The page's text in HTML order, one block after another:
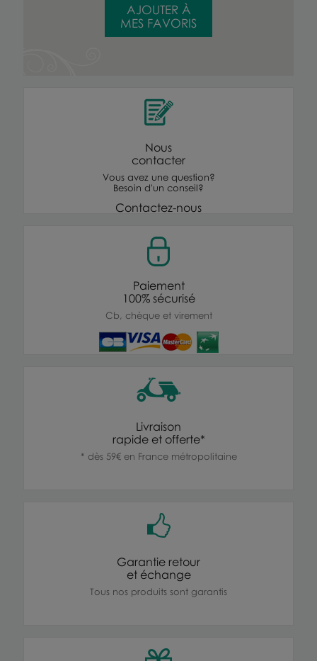
AJOUTER À
MES FAVORIS
Nous
contacter
Vous avez une question?
Besoin d'un conseil?
Contactez-nous
Paiement
100% sécurisé
Cb, chèque et virement
Livraison
rapide et offerte*
* dès 59€ en France métropolitaine
Garantie retour
et échange
Tous nos produits sont garantis